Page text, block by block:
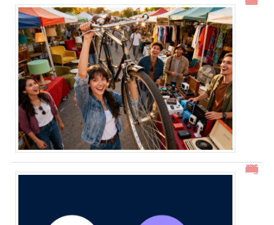
15h15 signification : découverte de l’heure miroir